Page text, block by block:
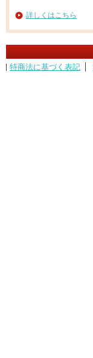
詳しくはこちら
特商法に基づく表記